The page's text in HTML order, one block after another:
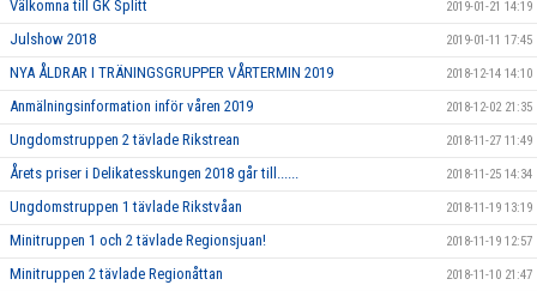
Välkomna till GK Splitt 2019-01-21 14:19
Julshow 2018 2019-01-11 17:45
NYA ÅLDRAR I TRÄNINGSGRUPPER VÅRTERMIN 2019 2018-12-14 14:10
Anmälningsinformation inför våren 2019 2018-12-02 21:35
Ungdomstruppen 2 tävlade Rikstrean 2018-11-27 11:49
Årets priser i Delikatesskungen 2018 går till...... 2018-11-25 14:34
Ungdomstruppen 1 tävlade Rikstvåan 2018-11-19 13:19
Minitruppen 1 och 2 tävlade Regionsjuan! 2018-11-19 12:57
Minitruppen 2 tävlade Regionåttan 2018-11-10 21:47